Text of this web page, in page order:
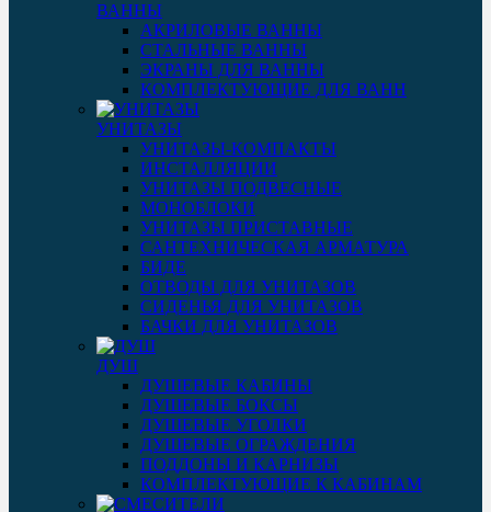
ВАННЫ
АКРИЛОВЫЕ ВАННЫ
СТАЛЬНЫЕ ВАННЫ
ЭКРАНЫ ДЛЯ ВАННЫ
КОМПЛЕКТУЮЩИЕ ДЛЯ ВАНН
УНИТАЗЫ
УНИТАЗЫ-КОМПАКТЫ
ИНСТАЛЛЯЦИИ
УНИТАЗЫ ПОДВЕСНЫЕ
МОНОБЛОКИ
УНИТАЗЫ ПРИСТАВНЫЕ
САНТЕХНИЧЕСКАЯ АРМАТУРА
БИДЕ
ОТВОДЫ ДЛЯ УНИТАЗОВ
СИДЕНЬЯ ДЛЯ УНИТАЗОВ
БАЧКИ ДЛЯ УНИТАЗОВ
ДУШ
ДУШЕВЫЕ КАБИНЫ
ДУШЕВЫЕ БОКСЫ
ДУШЕВЫЕ УГОЛКИ
ДУШЕВЫЕ ОГРАЖДЕНИЯ
ПОДДОНЫ И КАРНИЗЫ
КОМПЛЕКТУЮЩИЕ К КАБИНАМ